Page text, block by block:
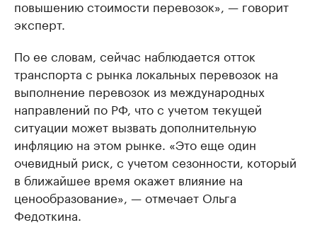
повышению стоимости перевозок», — говорит
эксперт.
По ее словам, сейчас наблюдается отток
транспорта с рынка локальных перевозок на
выполнение перевозок из международных
направлений по РФ, что с учетом текущей
ситуации может вызвать дополнительную
инфляцию на этом рынке. «Это еще один
очевидный риск, с учетом сезонности, который
в ближайшее время окажет влияние на
ценообразование», — отмечает Ольга
Федоткина.